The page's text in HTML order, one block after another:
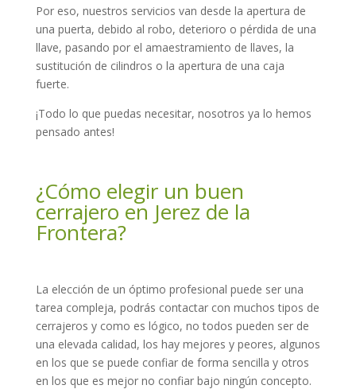
Por eso, nuestros servicios van desde la apertura de
una puerta, debido al robo, deterioro o pérdida de una
llave, pasando por el amaestramiento de llaves, la
sustitución de cilindros o la apertura de una caja
fuerte.
¡Todo lo que puedas necesitar, nosotros ya lo hemos
pensado antes!
¿Cómo elegir un buen
cerrajero en Jerez de la
Frontera?
La elección de un óptimo profesional puede ser una
tarea compleja, podrás contactar con muchos tipos de
cerrajeros y como es lógico, no todos pueden ser de
una elevada calidad, los hay mejores y peores, algunos
en los que se puede confiar de forma sencilla y otros
en los que es mejor no confiar bajo ningún concepto.